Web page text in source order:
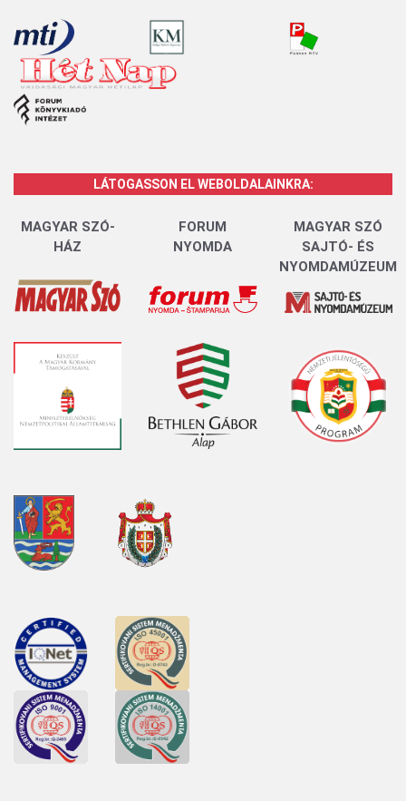
LÁTOGASSON EL WEBOLDALAINKRA:
MAGYAR SZÓ-
HÁZ
FORUM
NYOMDA
MAGYAR SZÓ
SAJTÓ- ÉS
NYOMDAMÚZEUM